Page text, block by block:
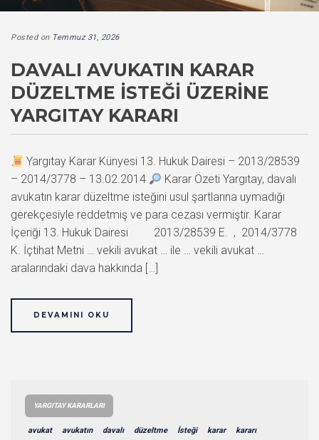
Posted on Temmuz 31, 2026
DAVALI AVUKATIN KARAR
DÜZELTME İSTEĞI ÜZERINE
YARGITAY KARARI
Yargıtay Karar Künyesi 13. Hukuk Dairesi – 2013/28539
– 2014/3778 – 13.02.2014
Karar Özeti Yargıtay, davalı
avukatın karar düzeltme isteğini usul şartlarına uymadığı
gerekçesiyle reddetmiş ve para cezası vermiştir. Karar
İçeriği 13. Hukuk Dairesi 2013/28539 E. , 2014/3778
K. İçtihat Metni … vekili avukat … ile … vekili avukat …
aralarındaki dava hakkında […]
DEVAMINI OKU
YARGITAY KARARLARI
avukat avukatın davalı düzeltme İsteği karar kararı